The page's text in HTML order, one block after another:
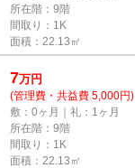
所在階：9階
間取り：1K
面積：22.13㎡
7万円
(管理費・共益費 5,000円)
敷：0ヶ月｜礼：1ヶ月
所在階：9階
間取り：1K
面積：22.13㎡